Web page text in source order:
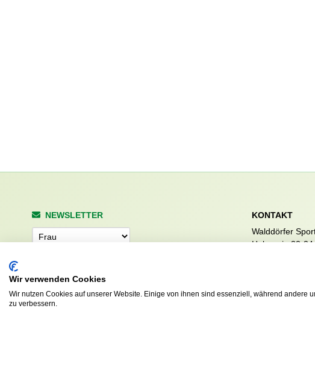
NEWSLETTER
Anrede
KONTAKT
Walddörfer
Halenreie 32-34
sv.de
Wir verwenden Cookies
Wir nutzen Cookies auf unserer Website. Einige von ihnen sind essenziell, während andere
zu verbessern.